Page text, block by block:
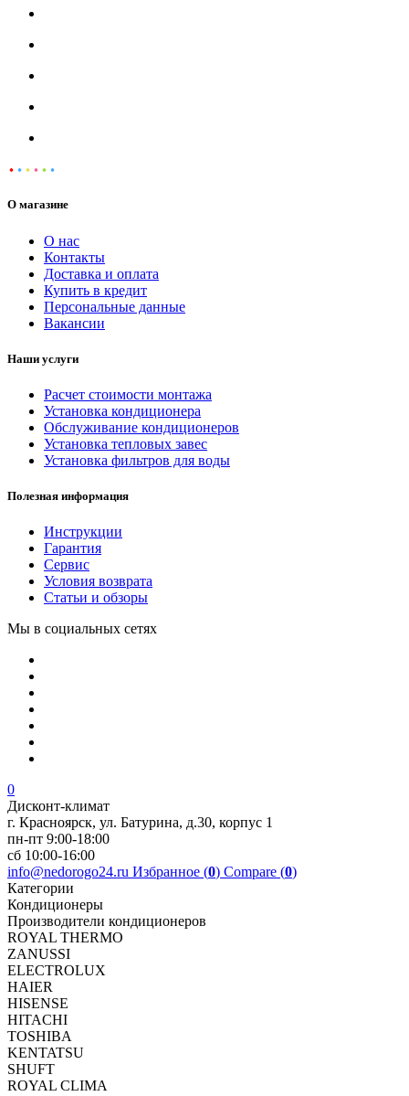
О магазине
О нас
Контакты
Доставка и оплата
Купить в кредит
Персональные данные
Вакансии
Наши услуги
Расчет стоимости монтажа
Установка кондиционера
Обслуживание кондиционеров
Установка тепловых завес
Установка фильтров для воды
Полезная информация
Инструкции
Гарантия
Сервис
Условия возврата
Статьи и обзоры
Мы в социальных сетях
0
Дисконт-климат
г. Красноярск, ул. Батурина, д.30, корпус 1
пн-пт 9:00-18:00
сб 10:00-16:00
info@nedorogo24.ru Избранное (0) Compare (0)
Категории
Кондиционеры
Производители кондиционеров
ROYAL THERMO
ZANUSSI
ELECTROLUX
HAIER
HISENSE
HITACHI
TOSHIBA
KENTATSU
SHUFT
ROYAL CLIMA